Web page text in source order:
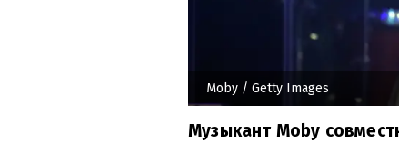
Moby / Getty Images
Музыкант Moby